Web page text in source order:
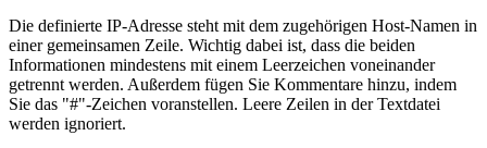
Die definierte IP-Adresse steht mit dem zugehörigen Host-Namen in
einer gemeinsamen Zeile. Wichtig dabei ist, dass die beiden
Informationen mindestens mit einem Leerzeichen voneinander
getrennt werden. Außerdem fügen Sie Kommentare hinzu, indem
Sie das "#"-Zeichen voranstellen. Leere Zeilen in der Textdatei
werden ignoriert.